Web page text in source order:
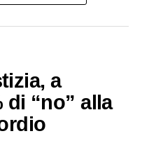
a
di “no” alla